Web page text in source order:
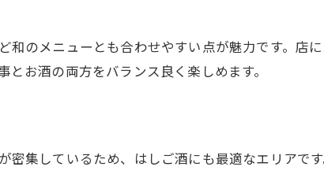
安心できる居酒屋選びのチェックポイント
北区居酒屋で初めての一人飲みを楽しむ方法
北区ならではの空気感とカクテルの魅力発見
和のメニューとも合わせやすい点が魅力です。店
お酒の両方をバランス良く楽しめます。
集しているため、はしご酒にも最適なエリアで